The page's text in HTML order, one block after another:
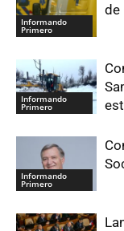
Informando
Primero
de
Informando
Primero
Informando
Primero